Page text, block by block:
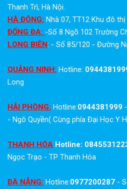
Thanh Trì, Hà Nội.
HÀ ĐÔNG: Nhà 07, TT12 Khu đô
ĐỐNG ĐA: -Số 8 Ngõ 102 Trường
LONG BIÊN: - Số 85/120 - Đường
QUẢNG NINH: Hotline:
Long
HẢI PHÒNG: Hotline:0944381999
- Ngô Quyền( Cùng phía Đại Học Y
THANH HÓA Hotline:
Ngọc Trạo - TP Thanh Hóa
ĐÀ NẴNG: Hotline:0977200287 -